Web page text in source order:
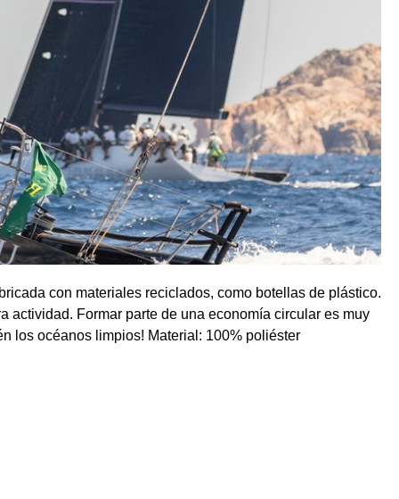
con materiales reciclados, como botellas de plástico.
actividad. Formar parte de una economía circular es muy
los océanos limpios! Material: 100% poliéster